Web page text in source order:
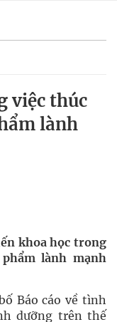
việc thúc
lành
khoa học trong
lành mạnh
Báo cáo về tình
dưỡng trên thế